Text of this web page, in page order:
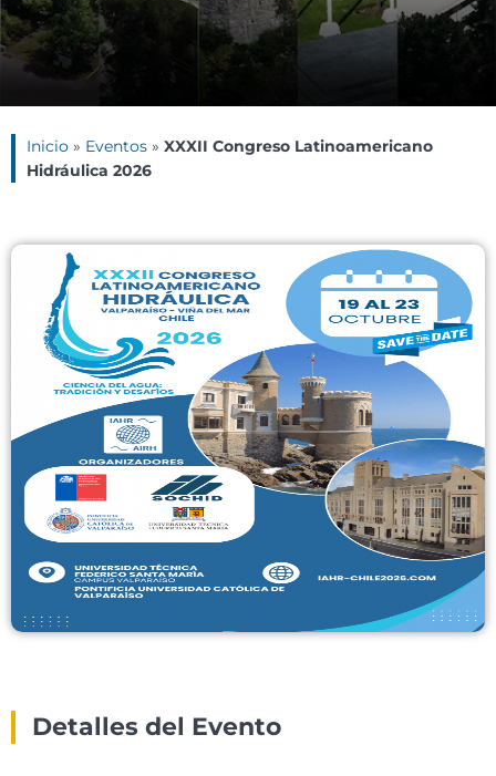
Inicio » Eventos » XXXII Congreso Latinoamericano
Hidráulica 2026
Detalles del Evento